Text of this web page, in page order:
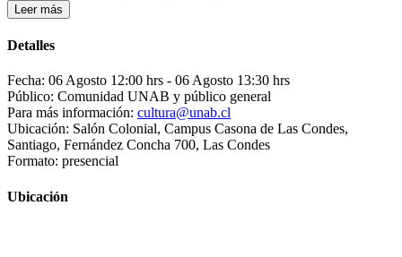
Leer más
Detalles
Fecha: 06 Agosto 12:00 hrs - 06 Agosto 13:30 hrs
Público: Comunidad UNAB y público general
Para más información: cultura@unab.cl
Ubicación: Salón Colonial, Campus Casona de Las Condes,
Santiago, Fernández Concha 700, Las Condes
Formato: presencial
Ubicación